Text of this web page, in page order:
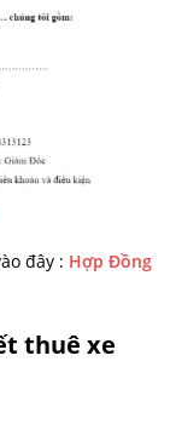
đây : Hợp Đồng
thuê xe